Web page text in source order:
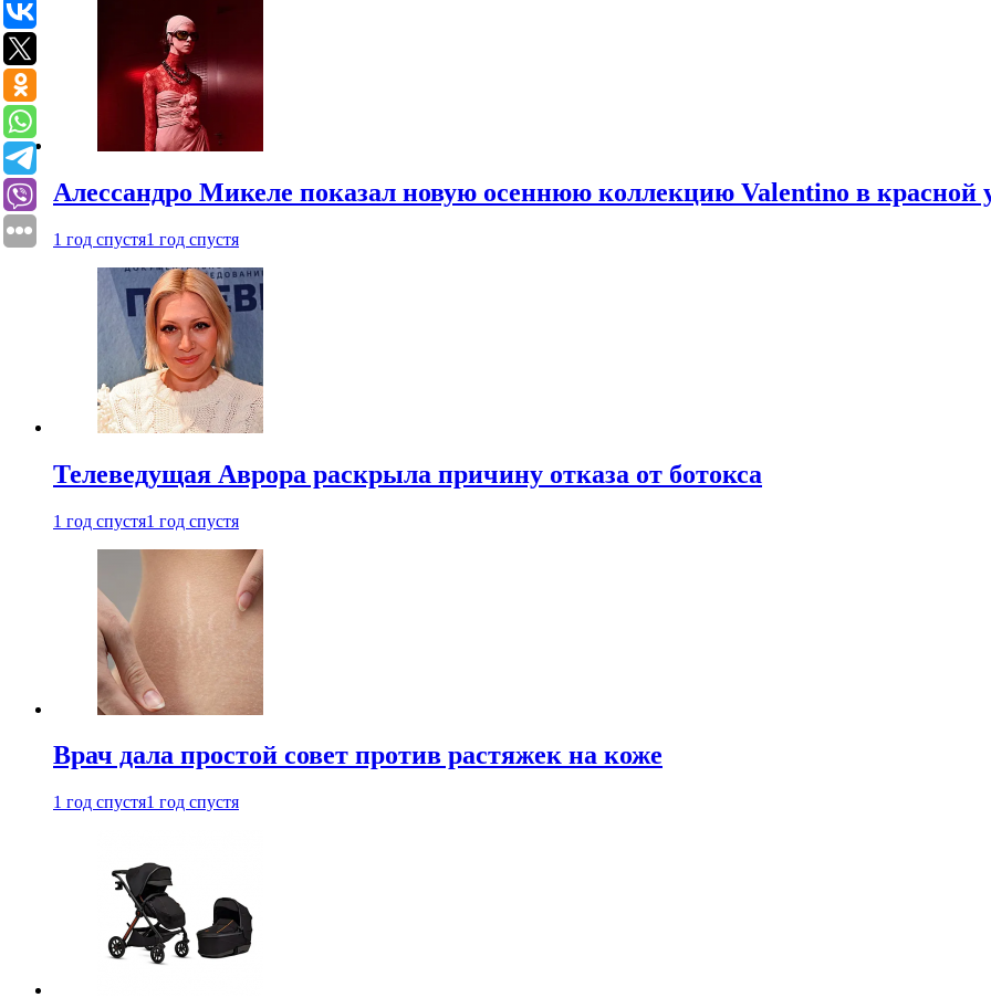
Алессандро Микеле показал новую осеннюю коллекцию Valentino в красной
1 год спустя1 год спустя
Телеведущая Аврора раскрыла причину отказа от ботокса
1 год спустя1 год спустя
Врач дала простой совет против растяжек на коже
1 год спустя1 год спустя